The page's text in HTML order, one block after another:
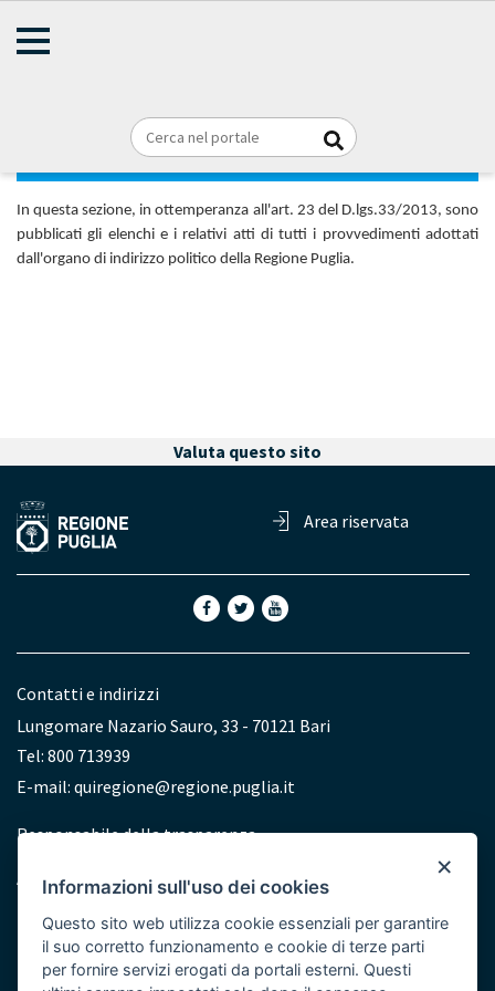
Home
Provvedimenti organi indirizzo politico
In questa sezione, in ottemperanza all'art. 23 del D.lgs.33/2013, sono
pubblicati gli elenchi e i relativi atti di tutti i provvedimenti adottati
dall'organo di indirizzo politico della Regione Puglia.
Valuta questo sito
Area riservata
Contatti e indirizzi
Lungomare Nazario Sauro, 33 - 70121 Bari
Tel: 800 713939
E-mail: quiregione@regione.puglia.it
Redazione
Responsabile della trasparenza
Accessibilità
×
Informazioni sull'uso dei cookies
Questo sito web utilizza cookie essenziali per garantire
il suo corretto funzionamento e cookie di terze parti
per fornire servizi erogati da portali esterni. Questi